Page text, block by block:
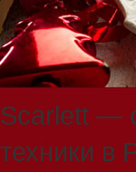
Scarlett —
техники в